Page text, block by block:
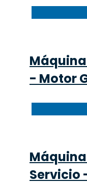
Máquina
- Motor
Máquina
Servicio